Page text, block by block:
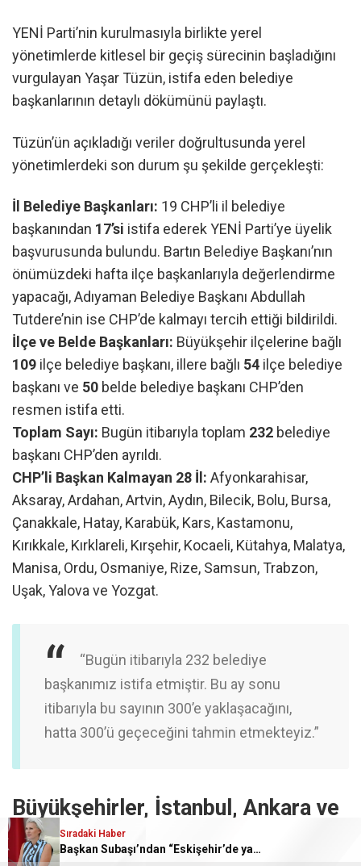
YENİ Parti’nin kurulmasıyla birlikte yerel
yönetimlerde kitlesel bir geçiş sürecinin başladığını
vurgulayan Yaşar Tüzün, istifa eden belediye
başkanlarının detaylı dökümünü paylaştı.
Tüzün’ün açıkladığı veriler doğrultusunda yerel
yönetimlerdeki son durum şu şekilde gerçekleşti:
İl Belediye Başkanları: 19 CHP’li il belediye
başkanından 17’si istifa ederek YENİ Parti’ye üyelik
başvurusunda bulundu. Bartın Belediye Başkanı’nın
önümüzdeki hafta ilçe başkanlarıyla değerlendirme
yapacağı, Adıyaman Belediye Başkanı Abdullah
Tutdere’nin ise CHP’de kalmayı tercih ettiği bildirildi.
İlçe ve Belde Başkanları:
109 ilçe belediye başkanı, illere bağlı 54 ilçe belediye
başkanı ve 50 belde belediye başkanı CHP’den
resmen istifa etti.
Toplam Sayı: Bugün itibarıyla toplam 232 belediye
başkanı CHP’den ayrıldı.
CHP’li Başkan Kalmayan 28 İl: Afyonkarahisar,
Aksaray, Ardahan, Artvin, Aydın, Bilecik, Bolu, Bursa,
Çanakkale, Hatay, Karabük, Kars, Kastamonu,
Kırıkkale, Kırklareli, Kırşehir, Kocaeli, Kütahya, Malatya,
Manisa, Ordu, Osmaniye, Rize, Samsun, Trabzon,
Uşak, Yalova ve Yozgat.
“Bugün itibarıyla 232 belediye
başkanımız istifa etmiştir. Bu ay sonu
itibarıyla bu sayının 300’e yaklaşacağını,
hatta 300’ü geçeceğini tahmin etmekteyiz.”
Büyükşehirler, İstanbul, Ankara ve
İzmir İddialarına Yanıt
Sıradaki Haber
Başkan Subaşı’ndan “Eskişehir’de yaşıyor” iddialarına